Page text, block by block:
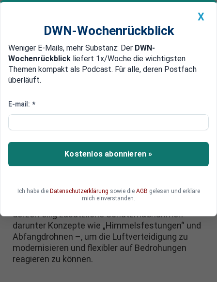
Newsticker MEIN DWN: Geldanlage Premium
Edelmetalle DWN-Magazin China
Nato rüstet auf: Bündnis
russischer Drohnen
Angesichts wiederholter mutmaßlicher
Verletzungen des Nato-Luftraums durch
Bündnisstaaten ihre Planungen für eine stärkere
Sicherung der Ostflanke. Militärstrategen prüfen
derzeit eilig zusätzliche Schutzmaßnahmen –
darunter Konzepte wie „Himmelsfestungen“ und
Abfangdrohnen –, um die Luftverteidigung zu
modernisieren und flexibler auf Bedrohungen
reagieren zu können.
X
DWN-Wochenrückblick
Weniger E-Mails, mehr Substanz: Der DWN-
Wochenrückblick liefert 1x/Woche die wichtigsten
Themen kompakt als Podcast. Für alle, deren Postfach
überläuft.
E-mail: *
Kostenlos abonnieren »
Ich habe die Datenschutzerklärung sowie die AGB gelesen und erkläre
mich einverstanden.